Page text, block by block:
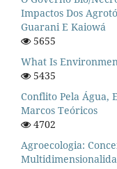
Impactos Dos
Guarani E Kaiowá
5655
What Is
5435
Conflito Pela Água,
Marcos Teóricos
4702
Agroecologia: